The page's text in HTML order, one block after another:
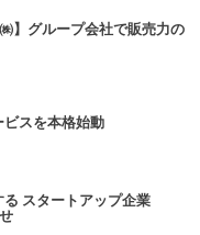
】グループ会社で販売力の
スを本格始動
る スタートアップ企業